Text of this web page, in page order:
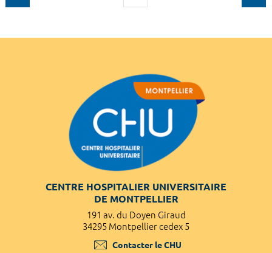
CENTRE HOSPITALIER UNIVERSITAIRE
DE MONTPELLIER
191 av. du Doyen Giraud
34295 Montpellier cedex 5
Contacter le CHU